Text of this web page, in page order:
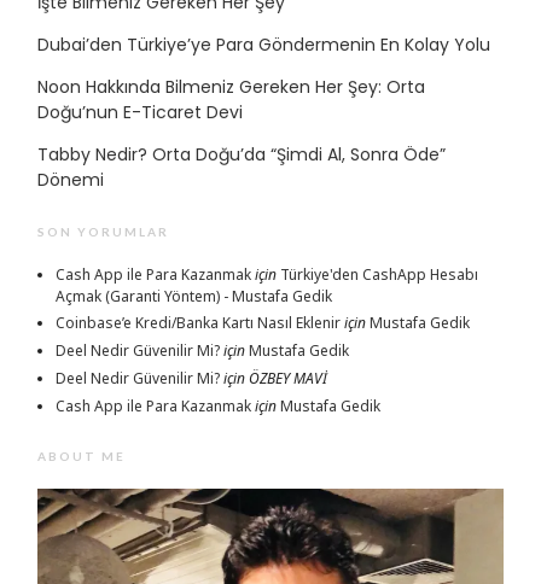
Dubai’den Türkiye’ye Para Göndermenin En Kolay Yolu
Noon Hakkında Bilmeniz Gereken Her Şey: Orta
Doğu’nun E-Ticaret Devi
Tabby Nedir? Orta Doğu’da “Şimdi Al, Sonra Öde”
Dönemi
SON YORUMLAR
Cash App ile Para Kazanmakiçin Türkiye'den CashApp Hesabı
Açmak (Garanti Yöntem) - Mustafa Gedik
Coinbase’e Kredi/Banka Kartı Nasıl EkleniriçinMustafa Gedik
Deel Nedir Güvenilir Mi?içinMustafa Gedik
Deel Nedir Güvenilir Mi?içinÖZBEY MAVİ
Cash App ile Para KazanmakiçinMustafa Gedik
ABOUT ME